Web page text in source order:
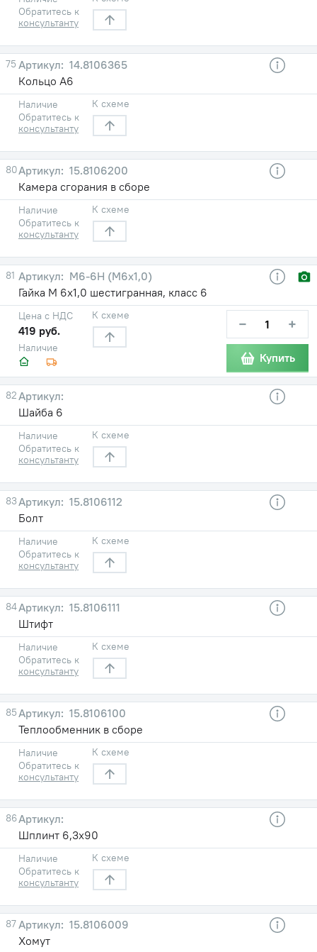
Обратитесь к
консультанту
75
14.8106365
Кольцо А6
Наличие
Обратитесь к
консультанту
К схеме
80
15.8106200
Камера сгорания в сборе
Наличие
Обратитесь к
консультанту
К схеме
81
М6-6Н (М6х1,0)
Гайка М 6х1,0 шестигранная, класс 6
Наличие
Цена с НДС
419 руб.
К схеме − +
Купить
82
Шайба 6
Наличие
Обратитесь к
консультанту
К схеме
83
15.8106112
Болт
Наличие
Обратитесь к
консультанту
К схеме
84
15.8106111
Штифт
Наличие
Обратитесь к
консультанту
К схеме
85
15.8106100
Теплообменник в сборе
Наличие
Обратитесь к
консультанту
К схеме
86
Шплинт 6,3х90
Наличие
Обратитесь к
консультанту
К схеме
87
15.8106009
Хомут